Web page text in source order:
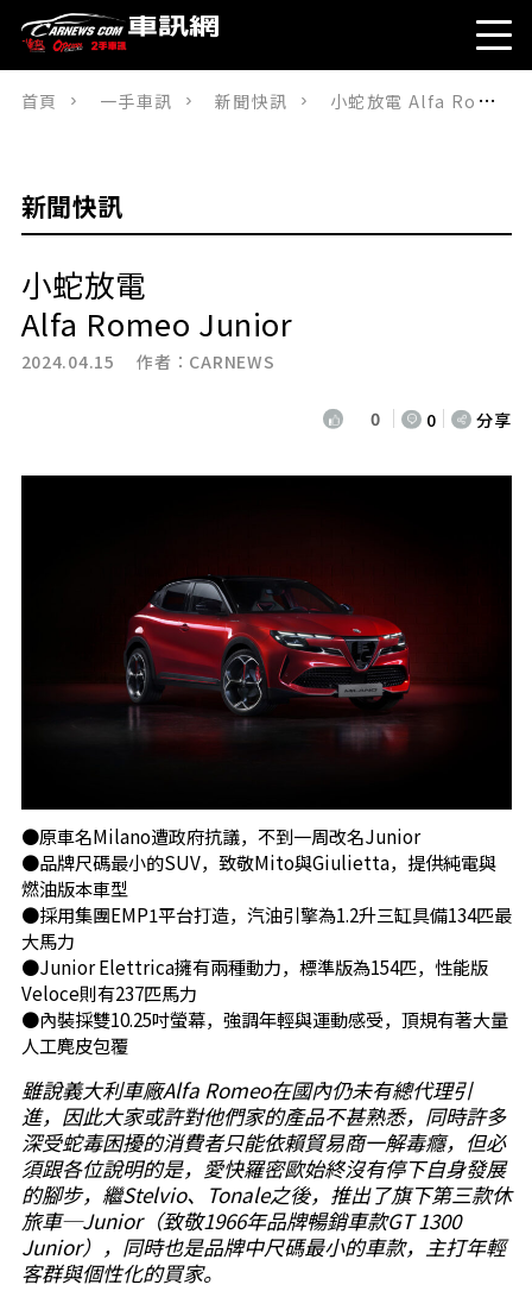
首頁 一手車訊 新聞快訊 小蛇放電 Alfa Romeo Junior
新聞快訊
小蛇放電
Alfa Romeo Junior
2024.04.15 作者： CARNEWS
0 0 分享
●原車名Milano遭政府抗議，不到一周改名Junior
●品牌尺碼最小的SUV，致敬Mito與Giulietta，提供純電與
燃油版本車型
●採用集團EMP1平台打造，汽油引擎為1.2升三缸具備134匹最
大馬力
●Junior Elettrica擁有兩種動力，標準版為154匹，性能版
Veloce則有237匹馬力
●內裝採雙10.25吋螢幕，強調年輕與運動感受，頂規有著大量
人工麂皮包覆
雖說義大利車廠Alfa Romeo在國內仍未有總代理引
進，因此大家或許對他們家的產品不甚熟悉，同時許多
深受蛇毒困擾的消費者只能依賴貿易商一解毒癮，但必
須跟各位說明的是，愛快羅密歐始終沒有停下自身發展
的腳步，繼Stelvio、Tonale之後，推出了旗下第三款休
旅車─Junior（致敬1966年品牌暢銷車款GT 1300
Junior），同時也是品牌中尺碼最小的車款，主打年輕
客群與個性化的買家。